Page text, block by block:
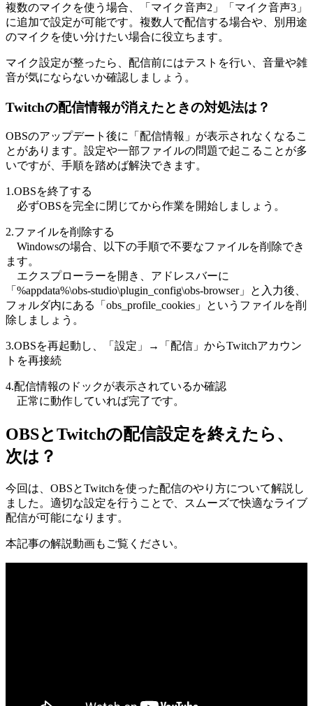
複数のマイクを使う場合、「マイク音声2」「マイク音声3」
に追加で設定が可能です。複数人で配信する場合や、別用途
のマイクを使い分けたい場合に役立ちます。
マイク設定が整ったら、配信前にはテストを行い、音量や雑
音が気にならないか確認しましょう。
Twitchの配信情報が消えたときの対処法は？
OBSのアップデート後に「配信情報」が表示されなくなるこ
とがあります。設定や一部ファイルの問題で起こることが多
いですが、手順を踏めば解決できます。
1.OBSを終了する
必ずOBSを完全に閉じてから作業を開始しましょう。
2.ファイルを削除する
Windowsの場合、以下の手順で不要なファイルを削除でき
ます。
エクスプローラーを開き、アドレスバーに
「%appdata%\obs-studio\plugin_config\obs-browser」と入力後、
フォルダ内にある「obs_profile_cookies」というファイルを削
除しましょう。
3.OBSを再起動し、「設定」→「配信」からTwitchアカウン
トを再接続
4.配信情報のドックが表示されているか確認
正常に動作していれば完了です。
OBSとTwitchの配信設定を終えたら、
次は？
今回は、OBSとTwitchを使った配信のやり方について解説し
ました。適切な設定を行うことで、スムーズで快適なライブ
配信が可能になります。
本記事の解説動画もご覧ください。